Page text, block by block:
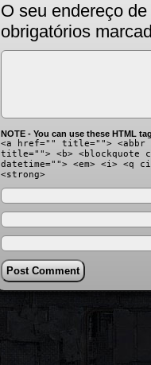
O seu endereço
obrigatórios
NOTE - You can use these HTML
<a href="" title=""> <abbr
title=""> <b> <blockquote
datetime=""> <em> <i> <q
<strong>